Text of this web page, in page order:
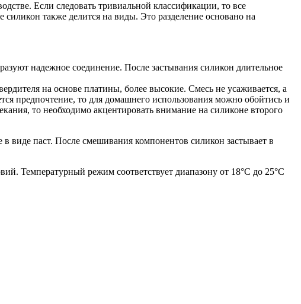
Если следовать тривиальной классификации, то все
также делится на виды. Это разделение основано на
надежное соединение. После застывания силикон длительное
на основе платины, более высокие. Смесь не усаживается, а
предпочтение, то для домашнего использования можно обойтись и
то необходимо акцентировать внимание на силиконе второго
виде паст. После смешивания компонентов силикон застывает в
Температурный режим соответствует диапазону от 18°C до 25°C